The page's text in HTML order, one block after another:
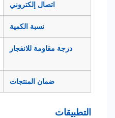
اتصال إلكتروني
نسبة الكمية
درجة مقاومة للانفجار
ضمان المنتجات
التطبيقات